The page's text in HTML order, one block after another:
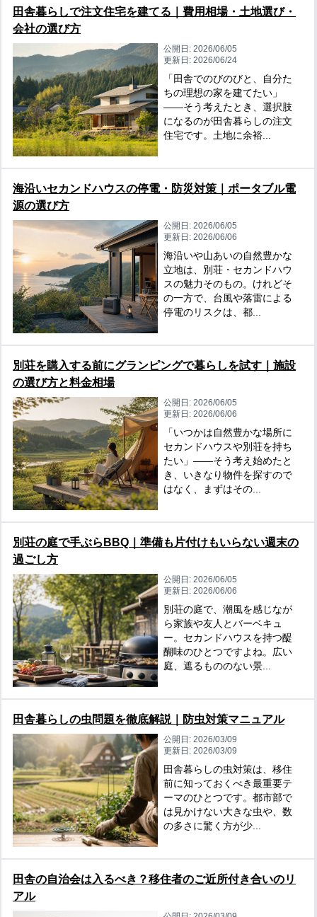
田舎暮らしで注文住宅を建てる｜費用相場・土地選び・
会社の選び方
公開日: 2026/06/05
更新日: 2026/06/24
「田舎でのびのびと、自分た
ちの理想の家を建てたい」
——そう考えたとき、選択肢
になるのが田舎暮らしの注文
住宅です。土地に余裕...
海沿いセカンドハウスの停電・防災対策｜ポータブル電
源の選び方
公開日: 2026/06/05
更新日: 2026/06/06
海沿いや山あいの自然豊かな
立地は、別荘・セカンドハウ
スの魅力そのもの。けれどそ
の一方で、台風や落雷による
停電のリスクは、都...
別荘を購入する前にグランピングで暮らしを試す｜施設
の選び方と料金相場
公開日: 2026/06/05
更新日: 2026/06/06
「いつかは自然豊かな場所に
セカンドハウスや別荘を持ち
たい」——そう考え始めたと
き、いきなり物件を探すので
はなく、まずはその...
別荘の庭で手ぶらBBQ｜準備も片付けもいらない週末の
過ごし方
公開日: 2026/06/05
更新日: 2026/06/06
別荘の庭で、潮風を感じなが
ら家族や友人とバーベキュ
ー。セカンドハウスを持つ醍
醐味のひとつですよね。広い
庭、遮るもののない景...
田舎暮らしの虫問題を徹底解説｜防虫対策マニュアル
公開日: 2026/03/09
更新日: 2026/03/09
田舎暮らしの虫対策は、移住
前に知っておくべき最重要テ
ーマのひとつです。都市部で
は見かけない大きな虫や、数
の多さに驚く方が少...
田舎の自治会は入るべき？移住者のご近所付き合いのリ
アル